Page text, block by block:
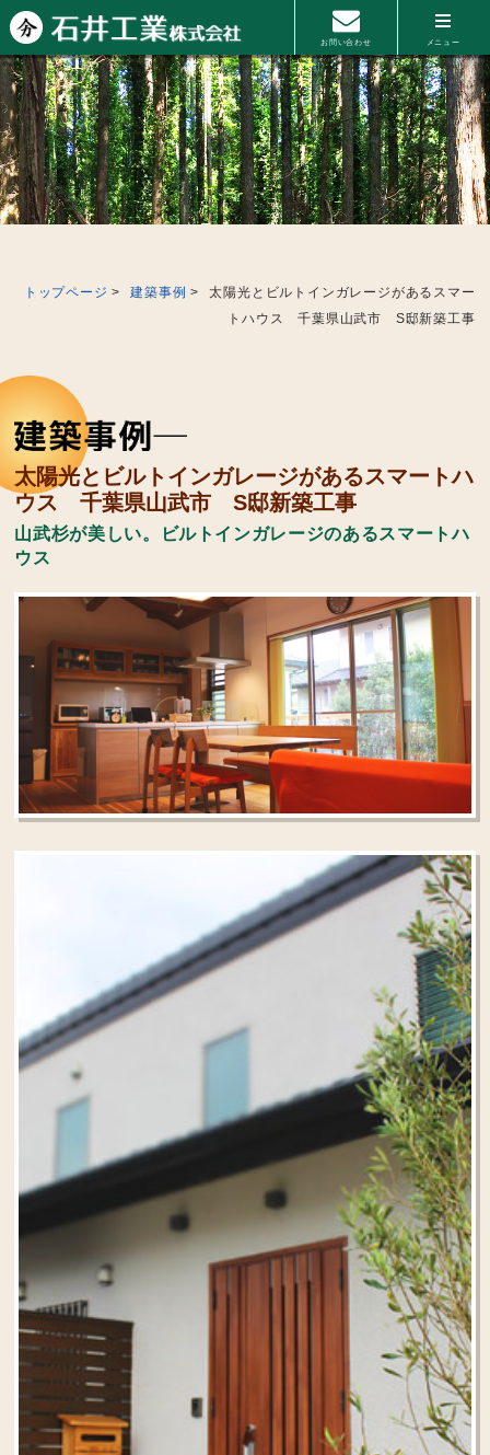
お問い合わせ メニュー
トップページ 建築事例
太陽光とビルトインガレージがあるスマー
トハウス 千葉県山武市 S邸新築工事
太陽光とビルトインガレージがあるスマートハ
ウス 千葉県山武市 S邸新築工事
山武杉が美しい。ビルトインガレージのあるスマートハ
ウス